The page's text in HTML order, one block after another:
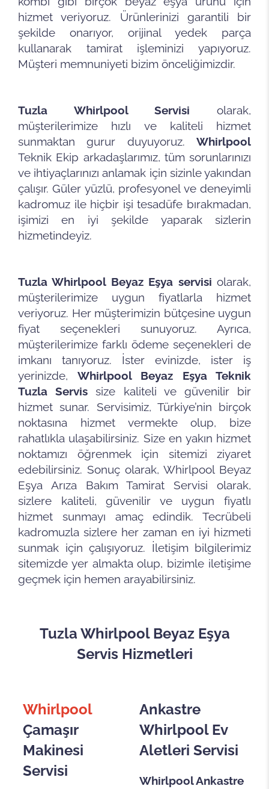
hizmet veriyoruz. Ürünlerinizi garantili bir
şekilde onarıyor, orijinal yedek parça
kullanarak tamirat işleminizi yapıyoruz.
Müşteri memnuniyeti bizim önceliğimizdir.
Tuzla Whirlpool Servisi olarak,
müşterilerimize hızlı ve kaliteli hizmet
sunmaktan gurur duyuyoruz. Whirlpool
Teknik Ekip arkadaşlarımız, tüm sorunlarınızı
ve ihtiyaçlarınızı anlamak için sizinle yakından
çalışır. Güler yüzlü, profesyonel ve deneyimli
kadromuz ile hiçbir işi tesadüfe bırakmadan,
işimizi en iyi şekilde yaparak sizlerin
hizmetindeyiz.
Tuzla Whirlpool Beyaz Eşya servisi olarak,
müşterilerimize uygun fiyatlarla hizmet
veriyoruz. Her müşterimizin bütçesine uygun
fiyat seçenekleri sunuyoruz. Ayrıca,
müşterilerimize farklı ödeme seçenekleri de
imkanı tanıyoruz. İster evinizde, ister iş
yerinizde,
Whirlpool Beyaz Eşya Teknik
Tuzla Servis
size kaliteli ve güvenilir bir
hizmet sunar. Servisimiz, Türkiye’nin birçok
noktasına hizmet vermekte olup, bize
rahatlıkla ulaşabilirsiniz. Size en yakın hizmet
noktamızı öğrenmek için sitemizi ziyaret
edebilirsiniz. Sonuç olarak, Whirlpool Beyaz
Eşya Arıza Bakım Tamirat Servisi olarak,
sizlere kaliteli, güvenilir ve uygun fiyatlı
hizmet sunmayı amaç edindik. Tecrübeli
kadromuzla sizlere her zaman en iyi hizmeti
sunmak için çalışıyoruz. İletişim bilgilerimiz
sitemizde yer almakta olup, bizimle iletişime
geçmek için hemen arayabilirsiniz.
Tuzla Whirlpool Beyaz Eşya
Servis Hizmetleri
Whirlpool
Çamaşır
Makinesi
Servisi
Ankastre
Whirlpool Ev
Aletleri Servisi
Whirlpool Ankastre